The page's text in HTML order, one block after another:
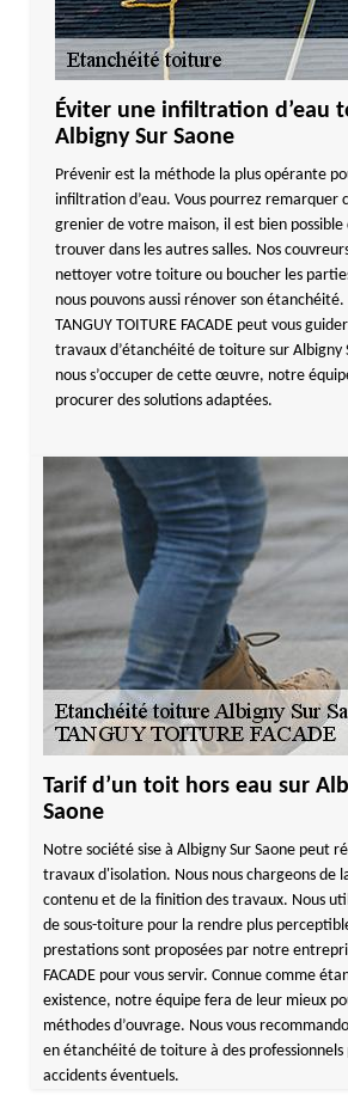
Éviter une infiltration d’eau
Albigny Sur Saone
Prévenir est la méthode la plus opérante
infiltration d’eau. Vous pourrez remarquer
grenier de votre maison, il est bien possible
trouver dans les autres salles. Nos
nettoyer votre toiture ou boucher les
nous pouvons aussi rénover son
TANGUY TOITURE FACADE peut vous
travaux d’étanchéité de toiture sur Albigny
nous s’occuper de cette œuvre, notre
procurer des solutions adaptées.
Tarif d’un toit hors eau sur
Saone
Notre société sise à Albigny Sur Saone peut
travaux d'isolation. Nous nous chargeons de
contenu et de la finition des travaux. Nous
de sous-toiture pour la rendre plus
prestations sont proposées par notre
FACADE pour vous servir. Connue comme
existence, notre équipe fera de leur mieux
méthodes d’ouvrage. Nous vous
en étanchéité de toiture à des
accidents éventuels.